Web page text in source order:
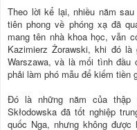
Theo lời kể lại, nhiều năm
tiên phong về phóng xạ đã
mang tên nhà khoa học, vẫn
Kazimierz Żorawski, khi đó
Warszawa, và là mối tình
phải làm phó mẫu để kiếm tiền
Đó là những năm của
Skłodowska đã tốt nghiệp
quốc Nga, nhưng không